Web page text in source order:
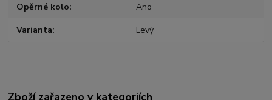
Opěrné kolo Ano
Varianta Levý
Zboží zařazeno v kategoriích